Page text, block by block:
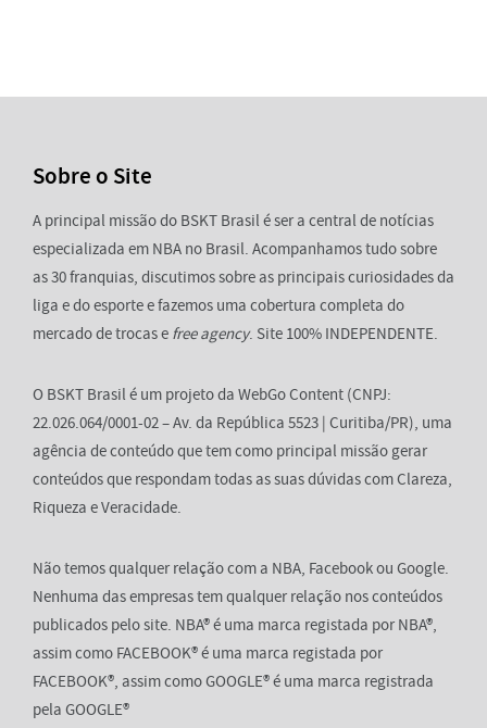
Sobre o Site
A principal missão do BSKT Brasil é ser a central de notícias
especializada em NBA no Brasil. Acompanhamos tudo sobre
as 30 franquias, discutimos sobre as principais curiosidades da
liga e do esporte e fazemos uma cobertura completa do
mercado de trocas e free agency. Site 100% INDEPENDENTE.
O BSKT Brasil é um projeto da WebGo Content (CNPJ:
22.026.064/0001-02 – Av. da República 5523 | Curitiba/PR), uma
agência de conteúdo que tem como principal missão gerar
conteúdos que respondam todas as suas dúvidas com Clareza,
Riqueza e Veracidade.
Não temos qualquer relação com a NBA, Facebook ou Google.
Nenhuma das empresas tem qualquer relação nos conteúdos
publicados pelo site. NBA® é uma marca registada por NBA®,
assim como FACEBOOK® é uma marca registada por
FACEBOOK®, assim como GOOGLE® é uma marca registrada
pela GOOGLE®